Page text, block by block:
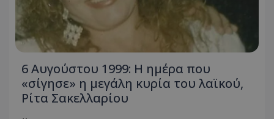
6 Αυγούστου 1999: Η ημέρα που
«σίγησε» η μεγάλη κυρία του λαϊκού,
Ρίτα Σακελλαρίου